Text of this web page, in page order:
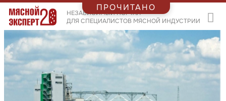
НЕЗАВИСИМЫЙ ПОРТАЛ
ДЛЯ СПЕЦИАЛИСТОВ МЯСНОЙ ИНДУСТРИИ
ПРОЧИТАНО